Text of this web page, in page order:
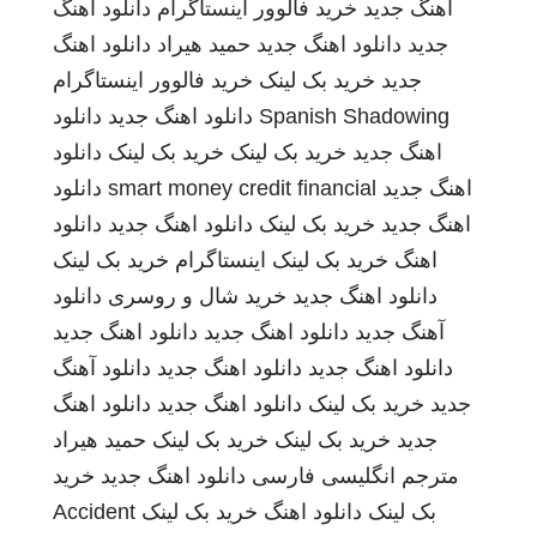
اهنگ جدید خرید فالوور اینستاگرام دانلود اهنگ
جدید دانلود اهنگ جدید حمید هیراد دانلود اهنگ
جدید خرید بک لینک خرید فالوور اینستاگرام
Spanish Shadowing دانلود اهنگ جدید دانلود
اهنگ جدید خرید بک لینک خرید بک لینک دانلود
اهنگ جدید smart money credit financial دانلود
اهنگ جدید خرید بک لینک دانلود اهنگ جدید دانلود
اهنگ خرید بک لینک اینستاگرام خرید بک لینک
دانلود اهنگ جدید خرید شال و روسری دانلود
آهنگ جدید دانلود اهنگ جدید دانلود اهنگ جدید
دانلود اهنگ جدید دانلود اهنگ جدید دانلود آهنگ
جدید خرید بک لینک دانلود اهنگ جدید دانلود اهنگ
جدید خرید بک لینک خرید بک لینک حمید هیراد
مترجم انگلیسی فارسی دانلود اهنگ جدید خرید
بک لینک دانلود اهنگ خرید بک لینک Accident